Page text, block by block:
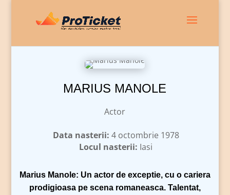
MARIUS MANOLE
Actor
Data nasterii: 4 octombrie 1978
Locul nasterii: Iasi
Marius Manole: Un actor de exceptie, cu o cariera
prodigioasa pe scena romaneasca. Talentat,